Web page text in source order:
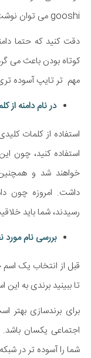
gooshi می توان نوشت.
دقت کنید که حتما
کوتاه بودن باعث می
مهم ‍ تر تایپ آسوده
در نام دامنه از
استفاده از کلمات
استفاده کنید، چون
خواهند شد و
داشت. امروزه چون
رسیدند، شما باید
بررسی نام
قبل از انتخاب یک
تا ببینید برندی به
برای برندسازی بهتر
اجتماعی یکسان باشد.
شما را آسوده تر در